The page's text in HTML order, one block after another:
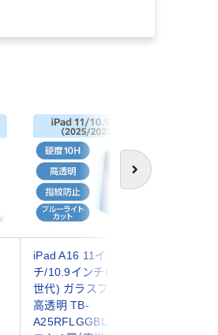
次へ
iPad A16 11イン
チ/10.9インチ(第10
世代) ガラスフィルム
高透明 TB-
A25RFLGGBLT エレ